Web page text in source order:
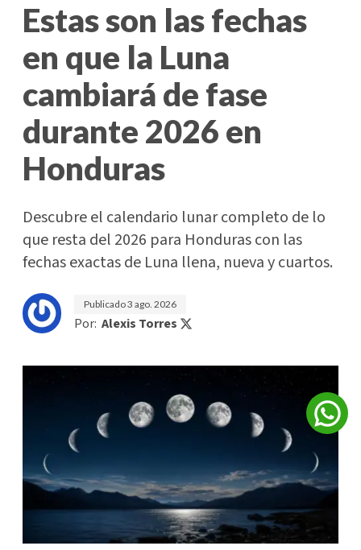
Estas son las fechas
en que la Luna
cambiará de fase
durante 2026 en
Honduras
Descubre el calendario lunar completo de lo
que resta del 2026 para Honduras con las
fechas exactas de Luna llena, nueva y cuartos.
Publicado3 ago. 2026
Por: Alexis Torres